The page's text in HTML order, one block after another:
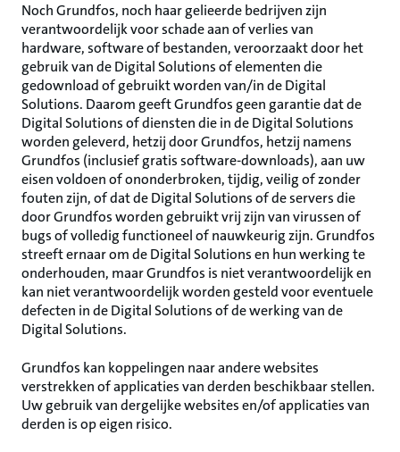
Noch Grundfos, noch haar gelieerde bedrijven zijn
verantwoordelijk voor schade aan of verlies van
hardware, software of bestanden, veroorzaakt door het
gebruik van de Digital Solutions of elementen die
gedownload of gebruikt worden van/in de Digital
Solutions. Daarom geeft Grundfos geen garantie dat de
Digital Solutions of diensten die in de Digital Solutions
worden geleverd, hetzij door Grundfos, hetzij namens
Grundfos (inclusief gratis software-downloads), aan uw
eisen voldoen of ononderbroken, tijdig, veilig of zonder
fouten zijn, of dat de Digital Solutions of de servers die
door Grundfos worden gebruikt vrij zijn van virussen of
bugs of volledig functioneel of nauwkeurig zijn. Grundfos
streeft ernaar om de Digital Solutions en hun werking te
onderhouden, maar Grundfos is niet verantwoordelijk en
kan niet verantwoordelijk worden gesteld voor eventuele
defecten in de Digital Solutions of de werking van de
Digital Solutions.
Grundfos kan koppelingen naar andere websites
verstrekken of applicaties van derden beschikbaar stellen.
Uw gebruik van dergelijke websites en/of applicaties van
derden is op eigen risico.